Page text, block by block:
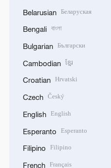
Belarusian Беларуская
Bengali বাংলা
Bulgarian Български
Cambodian ខ្មែរ
Croatian Hrvatski
Czech Český
English English
Esperanto Esperanto
Filipino Filipino
French Français